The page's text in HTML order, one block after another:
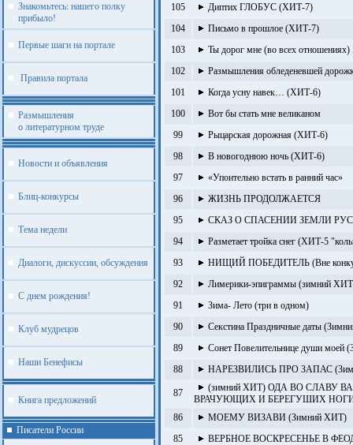
Знакомьтесь: нашего полку
прибыло!
Первые шаги на портале
Правила портала
Размышления
о литературном труде
Новости и объявления
Блиц-конкурсы
Тема недели
Диалоги, дискуссии, обсуждения
С днем рождения!
Клуб мудрецов
Наши Бенефисы
Книга предложений
Писатели России
105
Диптих ГЛОБУС (ХИТ-7)
104
Письмо в прошлое (ХИТ-7)
103
Ты дорог мне (во всех
102
Размышления обледеневшей
101
Когда усну навек… (ХИТ-6)
100
Вот бы стать мне великаном
99
Рыцарская дорожная (ХИТ-6)
98
В новогоднюю ночь (ХИТ-6)
97
«Упоительно встать в ранний час»
96
ЖИЗНЬ ПРОДОЛЖАЕТСЯ
95
СКАЗ О СПАСЕНИИ ЗЕМЛИ
94
Разметает тройка снег (ХИТ-5
93
НИЩИЙ ПОБЕДИТЕЛЬ (Вне
92
Лимерики-эпиграммы (зимний
91
Зима- Лето (три в одном)
90
Секстина Праздничные даты
89
Сонет Повелительнице души моей
88
НАРЕЗВИЛИСЬ ПРО ЗАПАС
87
(зимний ХИТ) ОДА ВО СЛАВУ
ВРАЧУЮЩИХ И БЕРЕГУШИХ
86
МОЕМУ ВИЗАВИ (Зимний ХИТ)
85
ВЕРБНОЕ ВОСКРЕСЕНЬЕ В